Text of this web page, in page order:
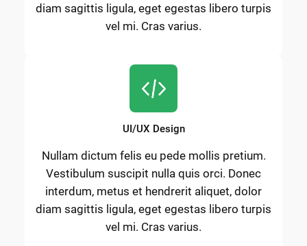
diam sagittis ligula, eget egestas libero turpis
vel mi. Cras varius.
UI/UX Design
Nullam dictum felis eu pede mollis pretium.
Vestibulum suscipit nulla quis orci. Donec
interdum, metus et hendrerit aliquet, dolor
diam sagittis ligula, eget egestas libero turpis
vel mi. Cras varius.